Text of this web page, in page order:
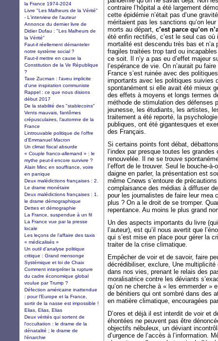
contraire l’hôpital a été largement
cette épidémie n’était pas d’une
méritaient pas les sanctions qu’on
morts au départ, c’est parce qu’on
été enfin rectifiés, c’est le seul cas
mortalité est descendu très bas et
fragiles traitées trop tard ou
ce soit. Il n’y a pas eu d’effet majeur
l’espérance de vie. On n’aurait pu
France s’est ruinée avec des
importants avec les politiques suivies
spontanément si elle avait été mieux
des effets à moyens et longs termes
méthode de stimulation des défenses
jeunesse, les étudiants, les artistes,
traitement a été reporté, la
publiques, ont été gigantesques et
des Français.
Si certains points font débat,
l’index par presque toutes les
renouvelée. Il ne se trouve
l’effort de le trouver. Seul le bouche-
daigne en parler, la présentation est
même Cnews s’entoure de
complaisance des médias à diffuser
pour les journalistes de faire leur mea
plus ? On a le droit de se tromper.
repentance. Au moins le plus grand
Un des aspects importants du livre
l’auteur), est qu’il nous avertit que
qui s’est mise en place pour gérer la
traiter de la crise climatique.
Empêcher de voir et de savoir, faire
décrédibiliser, exclure, Une
dans nos vies, prenant le relais des
moralisatrice contre les déviants
qu’on ne cherche à « les emmerder »
de bénitiers qui ont sombré dans des
en matière climatique, encouragées
D’ores et déjà il est interdit de voir et
éhontées ne peuvent pas être
objectifs nébuleux, un déviant
d’urgence de l’accès à l’information.
la France 1974-2024
Livre "Les Malheurs de la Vérité"
- L'interview de l'auteur
Annonce du dernier livre de
Didier Dufau : "Les Malheurs de
la Vérité"
Faut-il réellement démanteler
notre système social ?
Faut-il mettre en cause la
Constitution de la Ve République
?
Taxe Zucman : l'aveu implicite
d'une inspiration communiste
Rappel : ce que nous disions
début 2017
De la stabilité des "stablecoins"
Vents mauvais, fantômes
crépusculaires, l’automne de la
France
Lintrouvable politique de l'offre
d'Emmanuel Macron
Un climat fiscal absurde
« Couple franco-allemand » : le
mythe peut-il encore survivre ?
Alain Minc en souffrance, voire
en panique
Deux malédictions françaises : 2.
Le drame monétaire
Deux malédictions françaises : 1.
le drame démographique
Dettes et démographie
La France, suspendue à un fil
La France vue par la presse
locale
Les leçons de l’affaire des taxis
« médicalisés »
Un outil d'analyse politique
critique : Grand mensonge
Systémique et loi de Chaix
Comment interpréter la rupture
du cadre économique global
voulue par Trump ?
Défection américaine inattendue
: pour l’Europe et la France,
sortir de la nasse est impossible !
Elias, Elias, Elias
Deux vérités qui sortent de
l'occultation : le drame de la
dénatalité ; le drame de
l'énarchie